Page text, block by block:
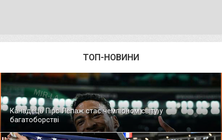
ТОП-НОВИНИ
Канадець Пірс Лепаж стає чемпіоном світу у
багатоборстві